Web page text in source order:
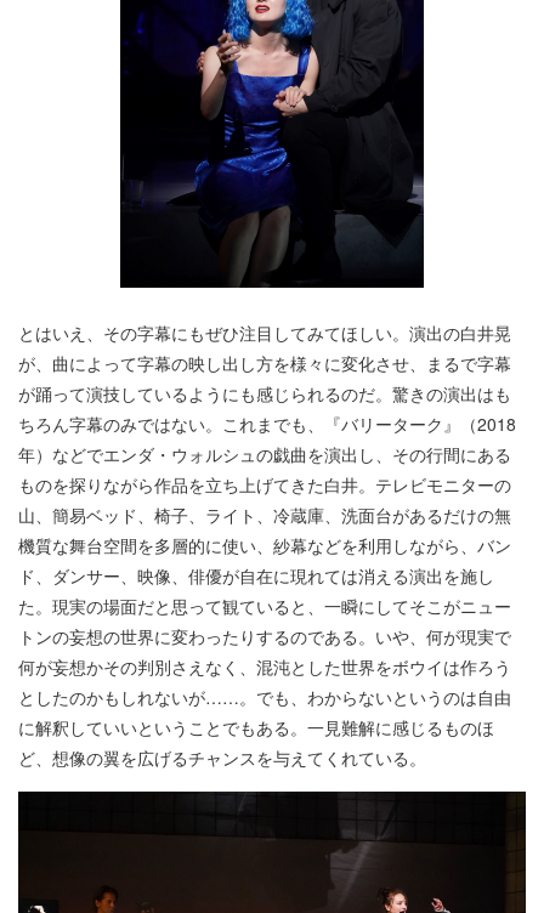
とはいえ、その字幕にもぜひ注目してみてほしい。演出の白井晃
が、曲によって字幕の映し出し方を様々に変化させ、まるで字幕
が踊って演技しているようにも感じられるのだ。驚きの演出はも
ちろん字幕のみではない。これまでも、『バリーターク』（2018
年）などでエンダ・ウォルシュの戯曲を演出し、その行間にある
ものを探りながら作品を立ち上げてきた白井。テレビモニターの
山、簡易ベッド、椅子、ライト、冷蔵庫、洗面台があるだけの無
機質な舞台空間を多層的に使い、紗幕などを利用しながら、バン
ド、ダンサー、映像、俳優が自在に現れては消える演出を施し
た。現実の場面だと思って観ていると、一瞬にしてそこがニュー
トンの妄想の世界に変わったりするのである。いや、何が現実で
何が妄想かその判別さえなく、混沌とした世界をボウイは作ろう
としたのかもしれないが……。でも、わからないというのは自由
に解釈していいということでもある。一見難解に感じるものほ
ど、想像の翼を広げるチャンスを与えてくれている。